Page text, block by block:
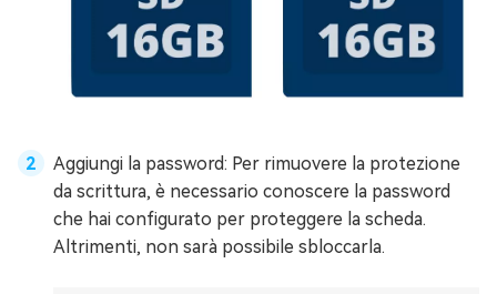
Aggiungi la password: Per rimuovere la protezione
da scrittura, è necessario conoscere la password
che hai configurato per proteggere la scheda.
Altrimenti, non sarà possibile sbloccarla.